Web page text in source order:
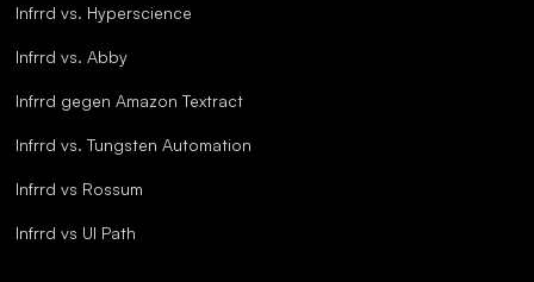
Infrrd vs. Hyperscience
Infrrd vs. Abby
Infrrd gegen Amazon Textract
Infrrd vs. Tungsten Automation
Infrrd vs Rossum
Infrrd vs UI Path